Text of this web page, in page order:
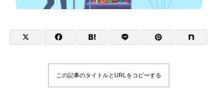
この記事のタイトルとURLをコピーする